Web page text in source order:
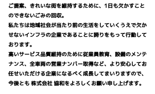
ご提案、きれいな街を維持するために、1日も欠かすこと
のできないごみの回収。
私たちは地域社会が当たり前の生活をしていくうえで欠か
せないインフラの企業であることに誇りをもって行動して
おります。
高いサービス品質維持のために従業員教育、設備のメンテ
ナンス、全車両の営業ナンバー取得など、より安心してお
任せいただける企業になるべく成長してまいりますので、
今後とも 株式会社 協和をよろしくお願い申し上げます。